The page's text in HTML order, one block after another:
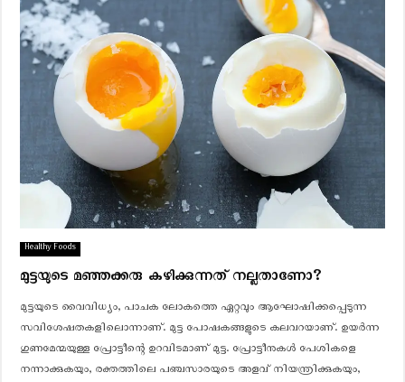
Healthy Foods
മുട്ടയുടെ മഞ്ഞക്കരു കഴിക്കുന്നത് നല്ലതാണോ?
മുട്ടയുടെ വൈവിധ്യം, പാചക ലോകത്തെ ഏറ്റവും ആഘോഷിക്കപ്പെടുന്ന
സവിശേഷതകളിലൊന്നാണ്. മുട്ട പോഷകങ്ങളുടെ കലവറയാണ്. ഉയര്‍ന്ന
ഗുണമേന്മയുള്ള പ്രോട്ടീന്റെ ഉറവിടമാണ് മുട്ട. പ്രോട്ടീനുകള്‍ പേശികളെ
നന്നാക്കുകയും, രക്തത്തിലെ പഞ്ചസാരയുടെ അളവ് നിയന്ത്രിക്കുകയും,